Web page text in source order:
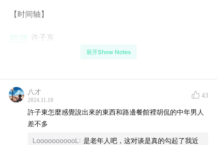
【时间轴】
00:08 许子东
周轶君
林垚
展开Show Notes
八才
2024.11.10
43
許子東怎麼感覺說出來的東西和路邊餐館裡胡侃的中年男人
差不多
LooooooooooL : 是老年人吧，这对谈是真的勾起了我近